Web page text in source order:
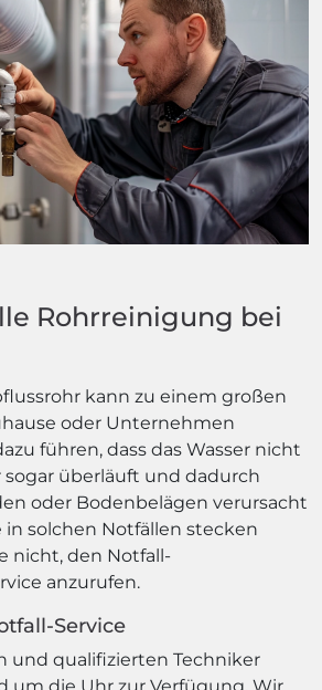
Rohrreinigung bei
kann zu einem großen
oder Unternehmen
führen, dass das Wasser nicht
überläuft und dadurch
oder Bodenbelägen verursacht
in solchen Notfällen stecken
nicht, den Notfall-
anzurufen.
Service
und qualifizierten Techniker